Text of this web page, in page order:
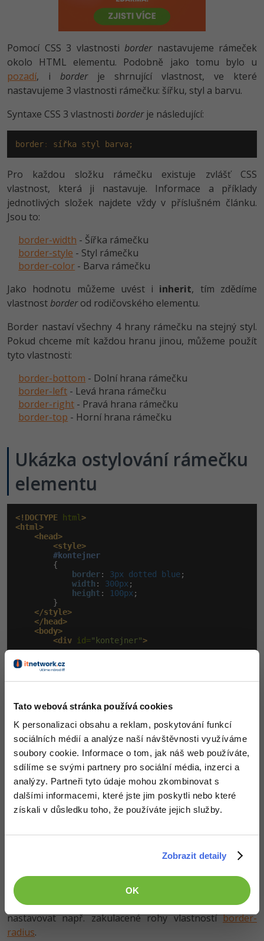
Tato webová stránka používá cookies
K personalizaci obsahu a reklam, poskytování funkcí
sociálních médií a analýze naší návštěvnosti využíváme
soubory cookie. Informace o tom, jak náš web používáte,
sdílíme se svými partnery pro sociální média, inzerci a
analýzy. Partneři tyto údaje mohou zkombinovat s
dalšími informacemi, které jste jim poskytli nebo které
získali v důsledku toho, že používáte jejich služby.
Zobrazit detaily
OK
HTML5, CSS3, Bootstrap, SEO
SQL a databáze
Testování a verzování
React
Spring
ASP.NET MVC
Best practices
JavaScript
Python
MS-SQL
Vývojář mobilních aplikací
C# Game developer
Webdesigner
Tester
Systémový administrátor
Grafik / UX/UI návrhář
3D grafik
Databázový analytik
Copywriter
SEO specialista
-80%
-80%
PHP -80%
C++ -80%
Swift -80%
Kotlin -80%
C -80%
VB.NET
Návrh SW -80%
Algoritmy
Pro děti
Fórum
Digitální gramotnost
WordPress
SEO -30%
Business
Kryptoměny -25%
Copywriting -30%
MS Office
Google Dokumenty
Time management
Linux
Sítě
Kybernetická bezpečnost
Fórum
Photoshop -80%
Adobe Illustrator
Adobe Lightroom -30%
-15%
-25%
Blender -80%
Inkscape
Fotografování
Video
Ostatní
Fórum
Příběhy absolventů
Blog
Kariéra
Pro firmy
Pomocí CSS 3 vlastnosti bordernastavujeme rámeček
okolo HTML elementu. Podobně jako tomu bylo u
pozadí, i borderje shrnující vlastnost, ve které
nastavujeme 3 vlastnosti rámečku: šířku, styl a barvu.
Syntaxe CSS 3 vlastnosti borderje následující:
border: sířka styl barva;
Pro každou složku rámečku existuje zvlášť CSS
vlastnost, která ji nastavuje. Informace a příklady
jednotlivých složek najdete vždy v příslušném článku.
Jsou to:
border-width - Šířka rámečku
border-style - Styl rámečku
border-color - Barva rámečku
Jako hodnotu můžeme uvést i inherit, tím zdědíme
vlastnostborderod rodičovského elementu.
Border nastaví všechny 4 hrany rámečku na stejný styl.
Pokud chceme mít každou hranu jinou, můžeme použít
tyto vlastnosti:
border-bottom - Dolní hrana rámečku
border-left - Levá hrana rámečku
border-right - Pravá hrana rámečku
border-top - Horní hrana rámečku
Ukázka ostylování rámečku
elementu
<!DOCTYPE html >
<html>
<head>
<style>
#kontejner
        {
border: 3px dotted blue;
width : 300px ;
height : 100px ;
        }
</style>
</head>
<body>
<div id="kontejner">
</div>
</body>
Výsledek:
Více příkladů najdete u samostatných vlastností, viz.
výše. Kromě těchto základních třech vlastností je možné
nastavovat např. zakulacené rohy vlastnostíborder-
radius.